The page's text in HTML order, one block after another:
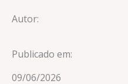
Autor:
Publicado em:
09/06/2026